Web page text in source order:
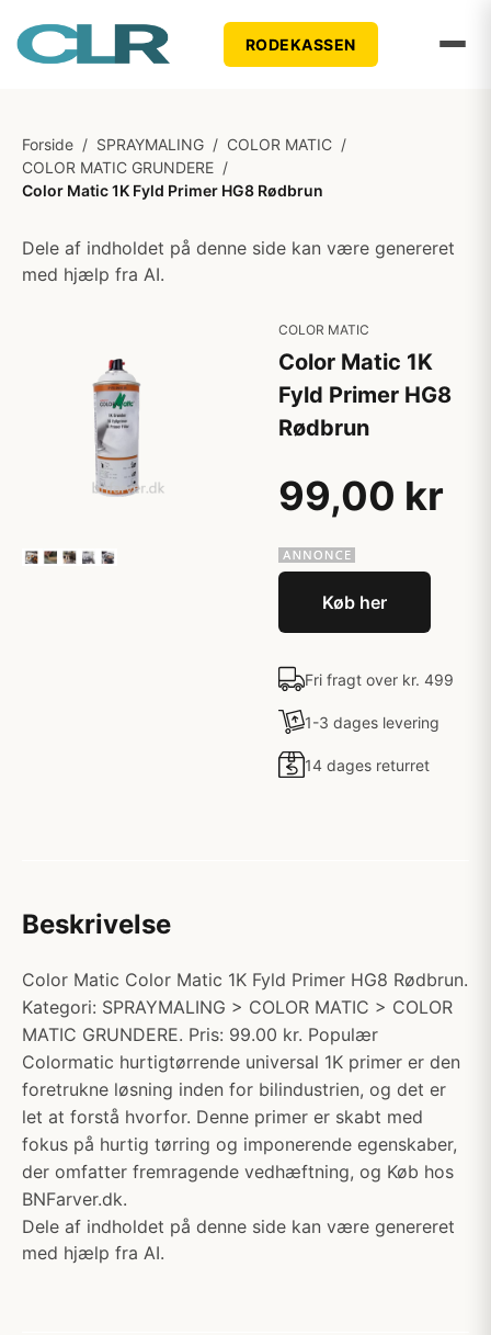
RODEKASSEN
Forside / SPRAYMALING / COLOR MATIC /
COLOR MATIC GRUNDERE /
Color Matic 1K Fyld Primer HG8 Rødbrun
Dele af indholdet på denne side kan være genereret
med hjælp fra AI.
COLOR MATIC
Color Matic 1K
Fyld Primer HG8
Rødbrun
99,00 kr
Køb her
Fri fragt over kr. 499
1-3 dages levering
14 dages returret
Beskrivelse
Color Matic Color Matic 1K Fyld Primer HG8 Rødbrun.
Kategori: SPRAYMALING > COLOR MATIC > COLOR
MATIC GRUNDERE. Pris: 99.00 kr. Populær
Colormatic hurtigtørrende universal 1K primer er den
foretrukne løsning inden for bilindustrien, og det er
let at forstå hvorfor. Denne primer er skabt med
fokus på hurtig tørring og imponerende egenskaber,
der omfatter fremragende vedhæftning, og Køb hos
BNFarver.dk.
Dele af indholdet på denne side kan være genereret
med hjælp fra AI.